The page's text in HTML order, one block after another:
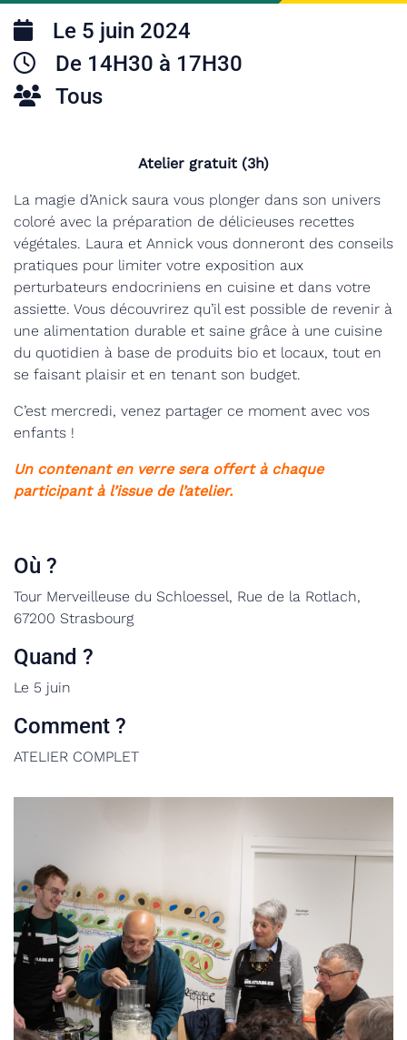
Le 5 juin 2024
De 14H30 à 17H30
Tous
Atelier gratuit (3h)
La magie d’Anick saura vous plonger dans son univers
coloré avec la préparation de délicieuses recettes
végétales. Laura et Annick vous donneront des conseils
pratiques pour limiter votre exposition aux
perturbateurs endocriniens en cuisine et dans votre
assiette. Vous découvrirez qu’il est possible de revenir à
une alimentation durable et saine grâce à une cuisine
du quotidien à base de produits bio et locaux, tout en
se faisant plaisir et en tenant son budget.
C’est mercredi, venez partager ce moment avec vos
enfants !
Un contenant en verre sera offert à chaque
participant à l’issue de l’atelier.
Où ?
Tour Merveilleuse du Schloessel, Rue de la Rotlach,
67200 Strasbourg
Quand ?
Le 5 juin
Comment ?
ATELIER COMPLET